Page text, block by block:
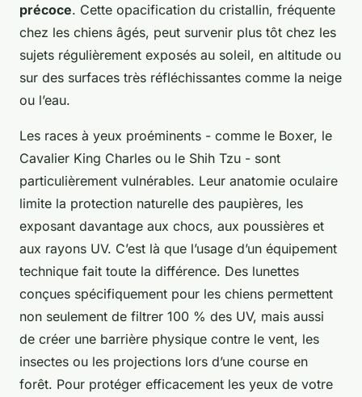
précoce. Cette opacification du cristallin, fréquente
chez les chiens âgés, peut survenir plus tôt chez les
sujets régulièrement exposés au soleil, en altitude ou
sur des surfaces très réfléchissantes comme la neige
ou l’eau.
Les races à yeux proéminents - comme le Boxer, le
Cavalier King Charles ou le Shih Tzu - sont
particulièrement vulnérables. Leur anatomie oculaire
limite la protection naturelle des paupières, les
exposant davantage aux chocs, aux poussières et
aux rayons UV. C’est là que l’usage d’un équipement
technique fait toute la différence. Des lunettes
conçues spécifiquement pour les chiens permettent
non seulement de filtrer 100 % des UV, mais aussi
de créer une barrière physique contre le vent, les
insectes ou les projections lors d’une course en
forêt. Pour protéger efficacement les yeux de votre